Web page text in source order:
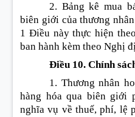
2. Bảng kê mua
biên giới của thương
1 Điều này thực hiện
ban hành kèm theo Nghị
Điều 10. Chính
1. Thương nhân
hàng hóa qua biên giới
nghĩa vụ về thuế, phí, lệ